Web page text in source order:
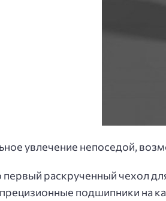
увлечение непоседой,
первый раскрученный чехол
подшипники на